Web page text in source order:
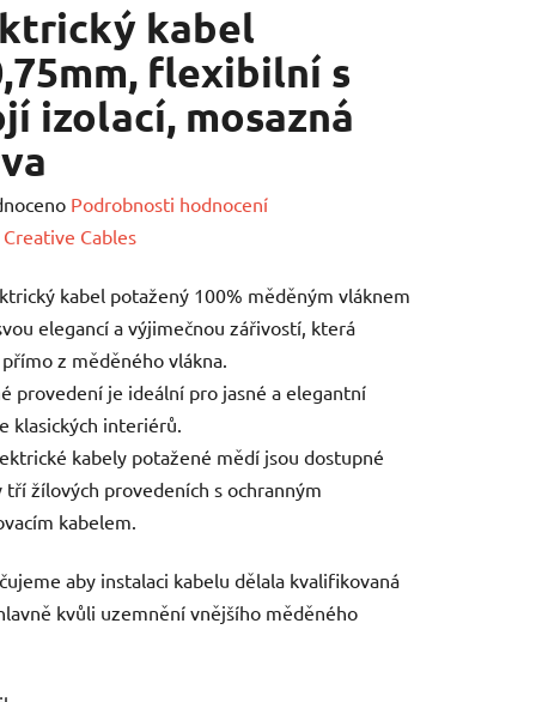
kabel
flexibilní s
izolací, mosazná
Podrobnosti hodnocení
Creative Cables
kabel potažený 100% měděným vláknem
elegancí a výjimečnou zářivostí, která
z měděného vlákna.
provedení je ideální pro jasné a elegantní
klasických interiérů.
kabely potažené mědí jsou dostupné
tří žílových provedeních s ochranným
kabelem.
aby instalaci kabelu dělala kvalifikovaná
kvůli uzemnění vnějšího měděného